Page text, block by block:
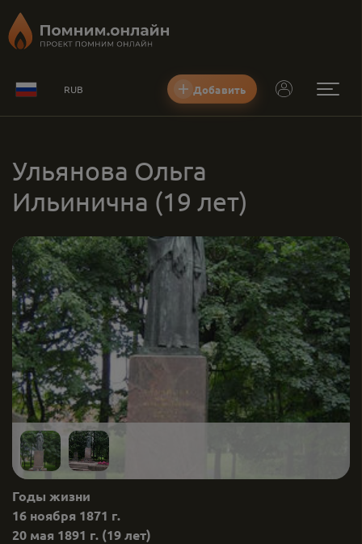
RUB Добавить
Ульянова Ольга
Ильинична (19 лет)
Годы жизни
16 ноября 1871 г.
20 мая 1891 г. (19 лет)